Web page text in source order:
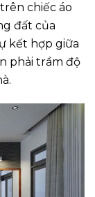
chiếc áo
đất của
kết hợp giữa
phải trầm độ